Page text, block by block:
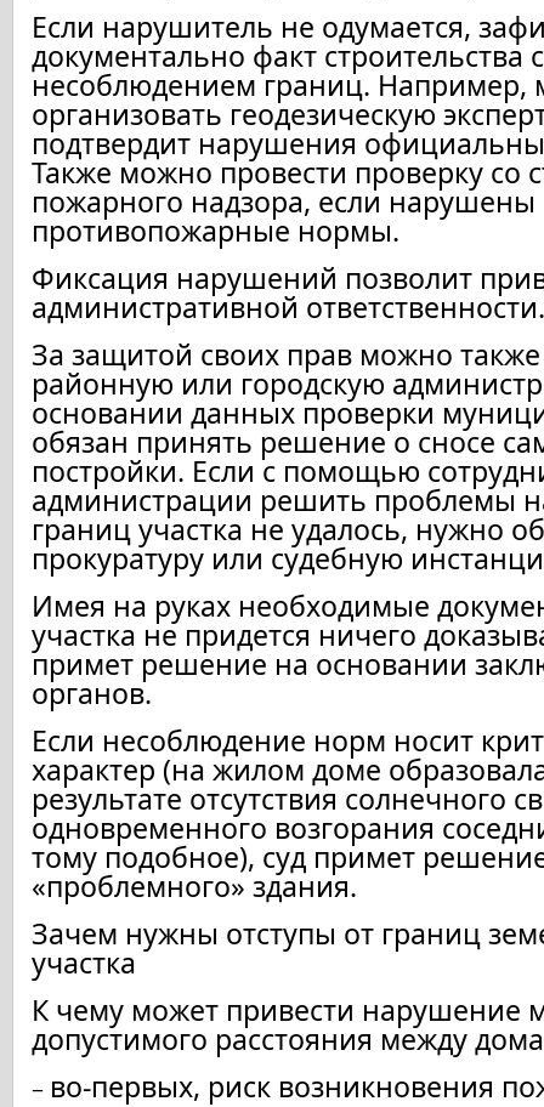
Если нарушитель не одумается,
документально факт строительства с
несоблюдением границ. Например,
организовать геодезическую
подтвердит нарушения
Также можно провести проверку со
пожарного надзора, если нарушены
противопожарные нормы.
Фиксация нарушений позволит
административной ответственности.
За защитой своих прав можно также
районную или городскую
основании данных проверки
обязан принять решение о сносе
постройки. Если с помощью
администрации решить проблемы
границ участка не удалось, нужно
прокуратуру или судебную
Имея на руках необходимые
участка не придется ничего
примет решение на основании
органов.
Если несоблюдение норм носит
характер (на жилом доме
результате отсутствия солнечного
одновременного возгорания
тому подобное), суд примет
«проблемного» здания.
Зачем нужны отступы от границ
участка
К чему может привести нарушение
допустимого расстояния между
− во-первых, риск возникновения